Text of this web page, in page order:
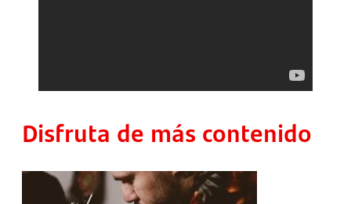
Disfruta de más contenido